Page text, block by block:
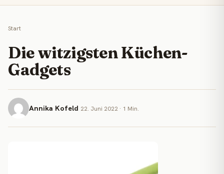
Start
Die witzigsten Küchen-
Gadgets
Annika Kofeld 22. Juni 2022 · 1 Min.